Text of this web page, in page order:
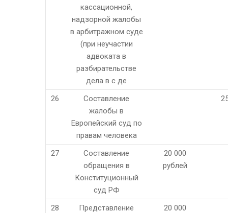
кассационной,
надзорной жалобы
в арбитражном суде
(при неучастии
адвоката в
разбирательстве
дела в с де
26
Составление
жалобы в
Европейский суд по
правам человека
27
Составление
обращения в
Конституционный
суд РФ
20 000
рублей
28
Представление
20 000